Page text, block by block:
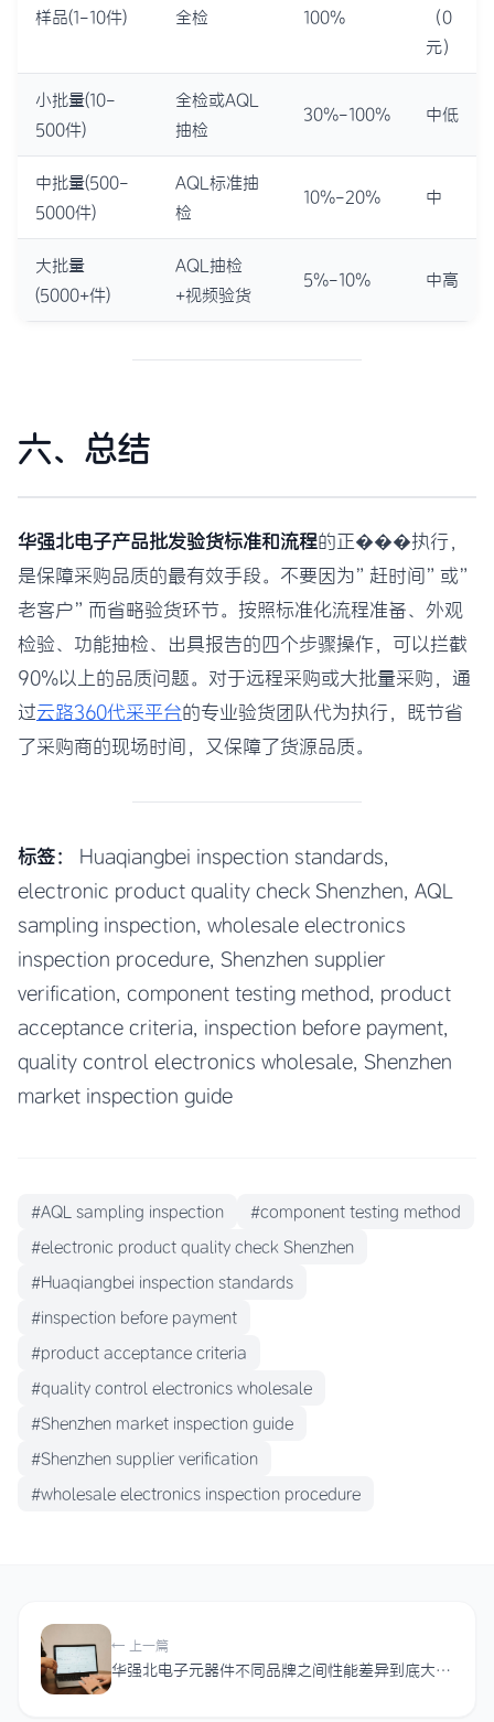
样品(1-10件) 全检 100%
（0
元）
小批量(10-
500件)
全检或AQL
抽检
30%-100% 中低
中批量(500-
5000件)
AQL标准抽
检
10%-20% 中
大批量
(5000+件)
AQL抽检
+视频验货
5%-10% 中高
六、总结
华强北电子产品批发验货标准和流程的正���执行，
是保障采购品质的最有效手段。不要因为”赶时间”或”
老客户”而省略验货环节。按照标准化流程准备、外观
检验、功能抽检、出具报告的四个步骤操作，可以拦截
90%以上的品质问题。对于远程采购或大批量采购，通
过云路360代采平台的专业验货团队代为执行，既节省
了采购商的现场时间，又保障了货源品质。
标签：
Huaqiangbei inspection standards,
electronic product quality check Shenzhen, AQL
sampling inspection, wholesale electronics
inspection procedure, Shenzhen supplier
verification, component testing method, product
acceptance criteria, inspection before payment,
quality control electronics wholesale, Shenzhen
market inspection guide
#AQL sampling inspection
#component testing method
#electronic product quality check Shenzhen
#Huaqiangbei inspection standards
#inspection before payment
#product acceptance criteria
#quality control electronics wholesale
#Shenzhen market inspection guide
#Shenzhen supplier verification
#wholesale electronics inspection procedure
← 上一篇
华强北电子元器件不同品牌之间性能差异到底大不大？